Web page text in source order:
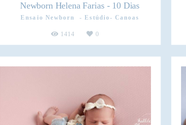
Newborn Helena Farias - 10 Dias
Ensaio Newborn Estúdio- Canoas
1414 0